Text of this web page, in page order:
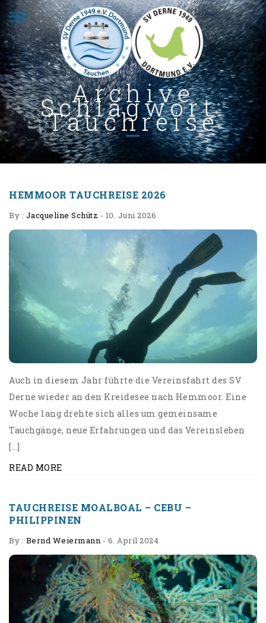
Archive
Schlagwort:
Tauchreise
HEMMOOR TAUCHREISE 2026
By : Jacqueline Schütz - 10. Juni 2026
Auch in diesem Jahr führte die Vereinsfahrt des SV
Derne wieder an den Kreidesee nach Hemmoor. Eine
Woche lang drehte sich alles um gemeinsame
Tauchgänge, neue Erfahrungen und das Vereinsleben
[…]
READ MORE
TAUCHREISE MOALBOAL – CEBU –
PHILIPPINEN
By : Bernd Weiermann - 6. April 2024